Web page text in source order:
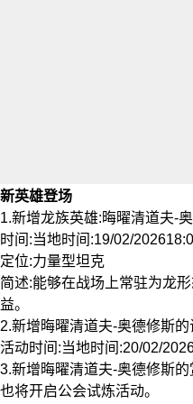
新英雄登场
1.新增龙族英雄:晦曜清道夫-
时间:当地时间:19/02/
定位:力量型坦克
简述:能够在战场上常驻为龙
益。
2.新增晦曜清道夫-奥德修斯的
活动时间:当地时间:20/02/
3.新增晦曜清道夫-奥德修斯
也将开启公会试炼活动。